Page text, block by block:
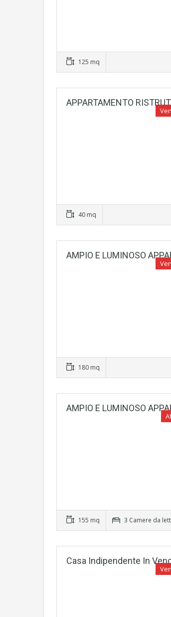
125 mq
APPARTAMENTO
40 mq
AMPIO E LUMINOSO
180 mq
AMPIO E LUMINOSO
155 mq 3 Camere da
Casa Indipendente In